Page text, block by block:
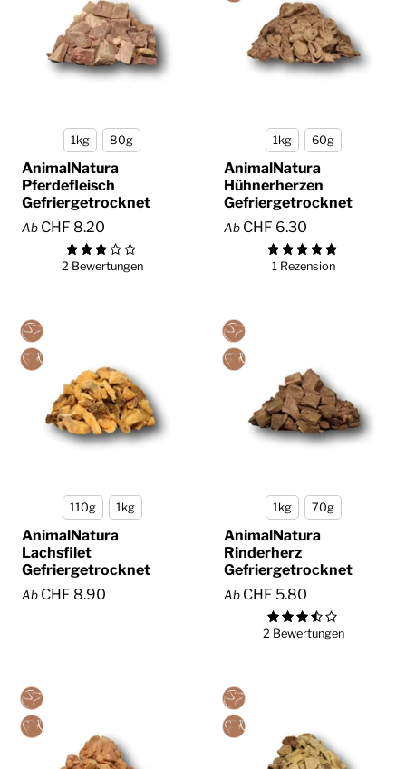
1kg 80g
AnimalNatura
Pferdefleisch
Gefriergetrocknet
Ab CHF 8.20
2 Bewertungen
1kg 60g
AnimalNatura
Hühnerherzen
Gefriergetrocknet
Ab CHF 6.30
1 Rezension
110g 1kg
AnimalNatura
Lachsfilet
Gefriergetrocknet
Ab CHF 8.90
1kg 70g
AnimalNatura
Rinderherz
Gefriergetrocknet
Ab CHF 5.80
2 Bewertungen